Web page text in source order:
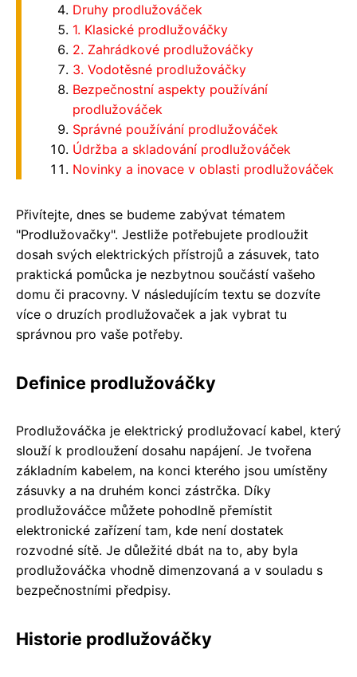
Druhy prodlužováček
1. Klasické prodlužováčky
2. Zahrádkové prodlužováčky
3. Vodotěsné prodlužováčky
Bezpečnostní aspekty používání
prodlužováček
Správné používání prodlužováček
Údržba a skladování prodlužováček
Novinky a inovace v oblasti prodlužováček
Přivítejte, dnes se budeme zabývat tématem
"Prodlužovačky". Jestliže potřebujete prodloužit
dosah svých elektrických přístrojů a zásuvek, tato
praktická pomůcka je nezbytnou součástí vašeho
domu či pracovny. V následujícím textu se dozvíte
více o druzích prodlužovaček a jak vybrat tu
správnou pro vaše potřeby.
Definice prodlužováčky
Prodlužováčka je elektrický prodlužovací kabel, který
slouží k prodloužení dosahu napájení. Je tvořena
základním kabelem, na konci kterého jsou umístěny
zásuvky a na druhém konci zástrčka. Díky
prodlužováčce můžete pohodlně přemístit
elektronické zařízení tam, kde není dostatek
rozvodné sítě. Je důležité dbát na to, aby byla
prodlužováčka vhodně dimenzovaná a v souladu s
bezpečnostními předpisy.
Historie prodlužováčky